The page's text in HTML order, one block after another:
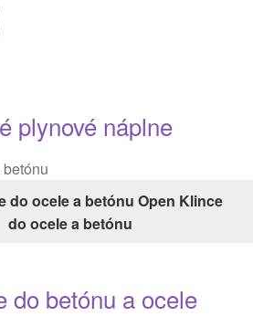
plynové náplne
do ocele a betónu Open Klince
do ocele a betónu
do betónu a ocele